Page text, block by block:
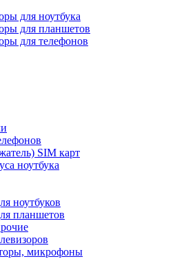
для ноутбука
для планшетов
для телефонов
SIM карт
ноутбука
ноутбуков
планшетов
микрофоны